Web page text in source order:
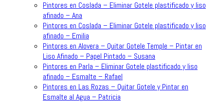
Pintores en Coslada – Eliminar Gotele plastificado y liso
afinado – Ana
Pintores en Coslada – Eliminar Gotele plastificado y liso
afinado – Emilia
Pintores en Alovera – Quitar Gotele Temple – Pintar en
Liso Afinado – Papel Pintado – Susana
Pintores en Parla – Eliminar Gotele plastificado y liso
afinado – Esmalte – Rafael
Pintores en Las Rozas – Quitar Gotele y Pintar en
Esmalte al Agua – Patricia